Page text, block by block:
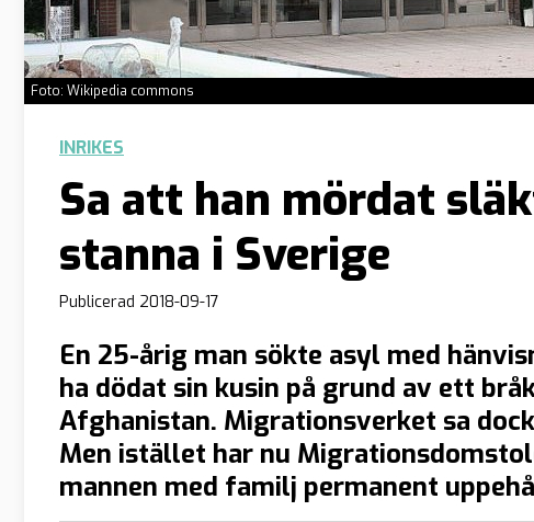
Foto: Wikipedia commons
INRIKES
Sa att han mördat
stanna i Sverige
Publicerad 2018-09-17
En 25-årig man sökte asyl med
ha dödat sin kusin på grund av ett
Afghanistan. Migrationsverket sa
Men istället har nu
mannen med familj permanent